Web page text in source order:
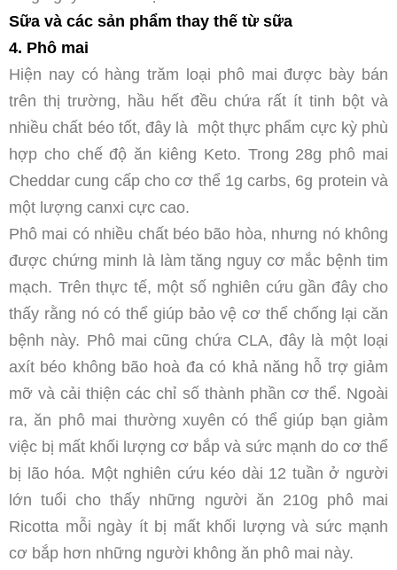
Sữa và các sản phẩm thay thế từ sữa
4. Phô mai
Hiện nay có hàng trăm loại phô mai được bày bán
trên thị trường, hầu hết đều chứa rất ít tinh bột và
nhiều chất béo tốt, đây là một thực phẩm cực kỳ phù
hợp cho chế độ ăn kiêng Keto. Trong 28g phô mai
Cheddar cung cấp cho cơ thể 1g carbs, 6g protein và
một lượng canxi cực cao.
Phô mai có nhiều chất béo bão hòa, nhưng nó không
được chứng minh là làm tăng nguy cơ mắc bệnh tim
mạch. Trên thực tế, một số nghiên cứu gần đây cho
thấy rằng nó có thể giúp bảo vệ cơ thể chống lại căn
bệnh này. Phô mai cũng chứa CLA, đây là một loại
axít béo không bão hoà đa có khả năng hỗ trợ giảm
mỡ và cải thiện các chỉ số thành phần cơ thể. Ngoài
ra, ăn phô mai thường xuyên có thể giúp bạn giảm
việc bị mất khối lượng cơ bắp và sức mạnh do cơ thể
bị lão hóa. Một nghiên cứu kéo dài 12 tuần ở người
lớn tuổi cho thấy những người ăn 210g phô mai
Ricotta mỗi ngày ít bị mất khối lượng và sức mạnh
cơ bắp hơn những người không ăn phô mai này.